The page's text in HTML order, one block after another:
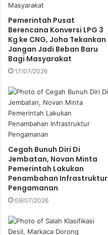
a
d
r
e
s
s
Pemerintah Pusat
Berencana Konversi LPG 3
Kg ke CNG, Joha Tekankan
Jangan Jadi Beban Baru
Bagi Masyarakat
17/07/2026
Cegah Bunuh Diri Di
Jembatan, Novan Minta
Pemerintah Lakukan
Penambahan Infrastruktur
Pengamanan
09/07/2026